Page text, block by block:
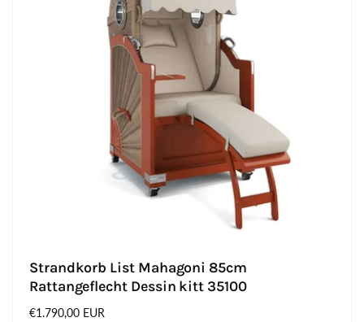
Strandkorb List Mahagoni 85cm
Rattangeflecht Dessin kitt 35100
Normaler
€1.790,00 EUR